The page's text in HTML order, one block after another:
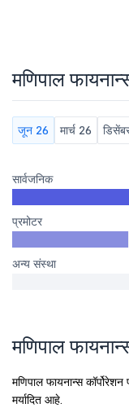
मणिपाल
जून 26 मार्च 26
सार्वजनिक
प्रमोटर
अन्य संस्था
मणिपाल
मणिपाल फायनान्स
मर्यादित आहे.